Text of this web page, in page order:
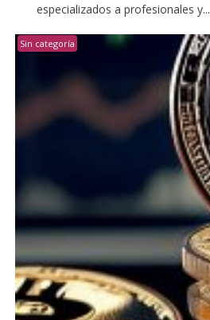
especializados a profesionales y...
Sin categoría